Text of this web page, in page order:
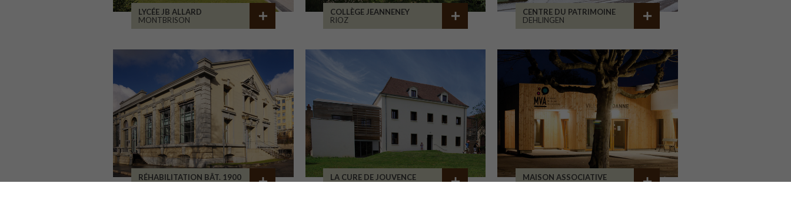
LYCÉE JB ALLARD
MONTBRISON
COLLÈGE JEANNENEY
RIOZ
CENTRE DU PATRIMOINE
DEHLINGEN
RÉHABILITATION BÂT. 1900
LA CURE DE JOUVENCE
MAISON ASSOCIATIVE